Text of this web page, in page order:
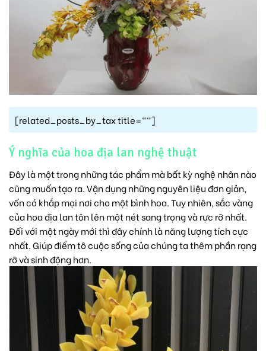
[related_posts_by_tax title=""]
Ý nghĩa của hoa địa lan nghệ thuật
Đây là một trong những tác phẩm mà bất kỳ nghệ nhân nào
cũng muốn tạo ra. Vận dụng những nguyên liệu đơn giản,
vốn có khắp mọi nơi cho một bình hoa. Tuy nhiên, sắc vàng
của hoa địa lan tôn lên một nét sang trọng và rực rỡ nhất.
Đối với một ngày mới thì đây chính là năng lượng tích cực
nhất. Giúp điểm tô cuộc sống của chúng ta thêm phần rạng
rỡ và sinh động hơn.